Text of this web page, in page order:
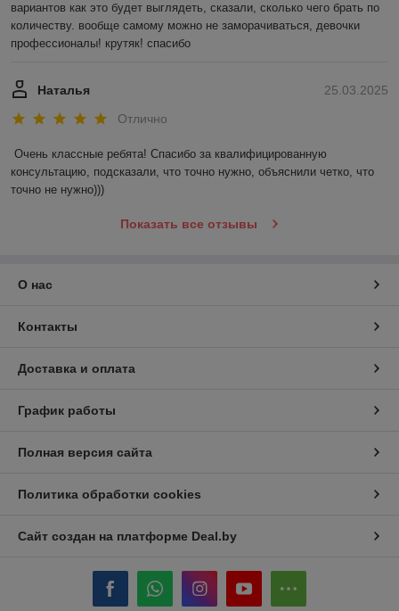
вариантов как это будет выглядеть, сказали, сколько чего брать по
количеству. вообще самому можно не заморачиваться, девочки
профессионалы! крутяк! спасибо
25.03.2025
Наталья
Отлично
Очень классные ребята! Спасибо за квалифицированную
консультацию, подсказали, что точно нужно, объяснили четко, что
точно не нужно)))
Показать все отзывы
О нас
Контакты
Доставка и оплата
График работы
Полная версия сайта
Политика обработки cookies
Сайт создан на платформе Deal.by